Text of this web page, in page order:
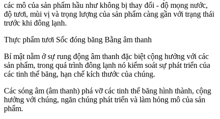
các mô của sản phẩm hầu như không bị thay đổi - độ mọng nước,
độ tươi, mùi vị và trọng lượng của sản phẩm càng gần với trạng thái
trước khi đông lạnh.
Thực phẩm tươi Sốc đóng băng Bằng âm thanh
Bí mật nằm ở sự rung động âm thanh đặc biệt cộng hưởng với các
sản phẩm, trong quá trình đông lạnh nó kiểm soát sự phát triển của
các tinh thể băng, hạn chế kích thước của chúng.
Các sóng âm (âm thanh) phá vỡ các tinh thể băng hình thành, cộng
hưởng với chúng, ngăn chúng phát triển và làm hỏng mô của sản
phẩm.